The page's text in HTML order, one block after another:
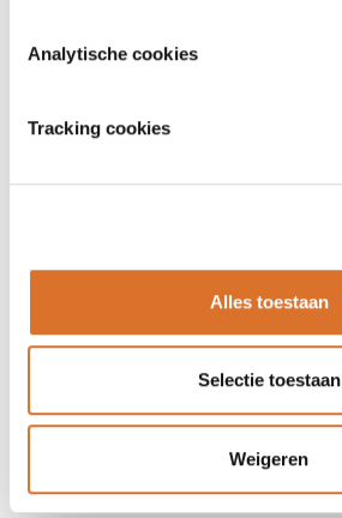
Analytische cookies
Tracking cookies
Alles toestaan
Selectie toestaan
Weigeren